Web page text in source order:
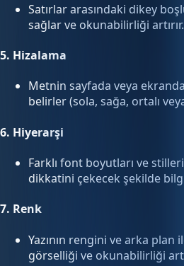
Satırlar arasındaki dikey
sağlar ve okunabilirliği artırır.
5. Hizalama
Metnin sayfada veya ekranda
belirler (sola, sağa, ortalı
6. Hiyerarşi
Farklı font boyutları ve
dikkatini çekecek şekilde
7. Renk
Yazının rengini ve arka plan
görselliği ve okunabilirliği